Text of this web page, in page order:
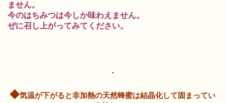
ません。
今のはちみつは今しか味わえません。
ぜに召し上がってみてください。
・
◆気温が下がると非加熱の天然蜂蜜は結晶化して固まってい